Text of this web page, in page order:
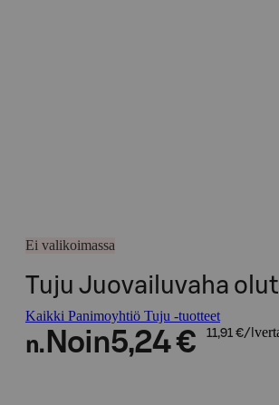
Ei valikoimassa
Tuju Juovailuvaha olut
Kaikki Panimoyhtiö Tuju -tuotteet
n. Noin5,24 € 11,91 €/l